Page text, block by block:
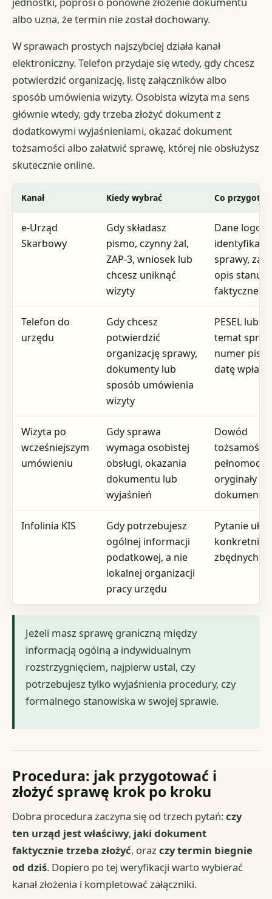
albo uzna, że termin nie został dochowany.
W sprawach prostych najszybciej działa kanał
elektroniczny. Telefon przydaje się wtedy, gdy chcesz
potwierdzić organizację, listę załączników albo
sposób umówienia wizyty. Osobista wizyta ma sens
głównie wtedy, gdy trzeba złożyć dokument z
dodatkowymi wyjaśnieniami, okazać dokument
tożsamości albo załatwić sprawę, której nie obsłużysz
skutecznie online.
Kanał Kiedy wybrać Co
e-Urząd
Skarbowy
Gdy składasz
pismo, czynny żal,
ZAP-3, wniosek lub
chcesz uniknąć
wizyty
Dane
sprawy,
opis stanu
faktycznego
Telefon do
urzędu
Gdy chcesz
potwierdzić
organizację sprawy,
dokumenty lub
sposób umówienia
wizyty
PESEL lub
temat
numer
datę wpłaty
Wizyta po
wcześniejszym
umówieniu
Gdy sprawa
wymaga osobistej
obsługi, okazania
dokumentu lub
wyjaśnień
Dowód
tożsamości,
oryginały i
Infolinia KIS
Gdy potrzebujesz
ogólnej informacji
podatkowej, a nie
lokalnej organizacji
pracy urzędu
Pytanie
konkretnie,
zbędnych
Jeżeli masz sprawę graniczną między
informacją ogólną a indywidualnym
rozstrzygnięciem, najpierw ustal, czy
potrzebujesz tylko wyjaśnienia procedury, czy
formalnego stanowiska w swojej sprawie.
Procedura: jak przygotować i
złożyć sprawę krok po kroku
Dobra procedura zaczyna się od trzech pytań:czy
ten urząd jest właściwy, jaki dokument
faktycznie trzeba złożyć, orazczy termin biegnie
od dziś. Dopiero po tej weryfikacji warto wybierać
kanał złożenia i kompletować załączniki.